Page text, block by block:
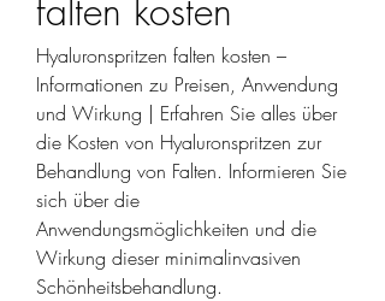
falten kosten
Hyaluronspritzen falten kosten –
Informationen zu Preisen, Anwendung
und Wirkung | Erfahren Sie alles über
die Kosten von Hyaluronspritzen zur
Behandlung von Falten. Informieren Sie
sich über die
Anwendungsmöglichkeiten und die
Wirkung dieser minimalinvasiven
Schönheitsbehandlung.